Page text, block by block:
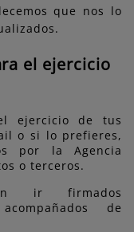
que nos lo
el ejercicio
ejercicio de tus
o si lo prefieres,
por la Agencia
o terceros.
ir firmados
de